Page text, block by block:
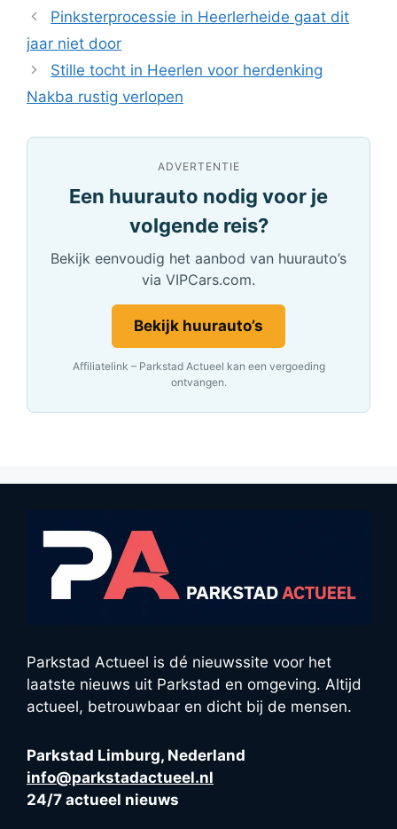
Pinksterprocessie in Heerlerheide gaat dit
jaar niet door
Stille tocht in Heerlen voor herdenking
Nakba rustig verlopen
ADVERTENTIE
Een huurauto nodig voor je
volgende reis?
Bekijk eenvoudig het aanbod van huurauto’s
via VIPCars.com.
Bekijk huurauto’s
Affiliatelink – Parkstad Actueel kan een vergoeding
ontvangen.
Parkstad Actueel is dé nieuwssite voor het
laatste nieuws uit Parkstad en omgeving. Altijd
actueel, betrouwbaar en dicht bij de mensen.
Parkstad Limburg, Nederland
info@parkstadactueel.nl
24/7 actueel nieuws